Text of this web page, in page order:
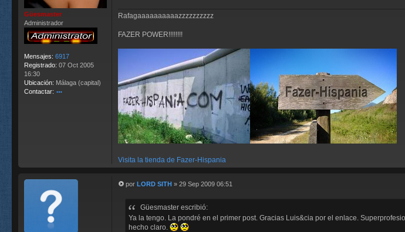
r
Güesmaster
Administrador
Mensajes: 6917
Registrado: 07 Oct 2005
16:30
Ubicación: Málaga (capital)
Contactar:
as
te
r
Rafagaaaaaaaaaazzzzzzzzzz
FAZER POWER!!!!!!!!
Visita la tienda de Fazer-Hispania
por LORD SITH » 29 Sep 2009 06:51
Güesmaster escribió:
Ya la tengo. La pondré en el primer post. Gracias Luis&cia por el enlace.
hecho claro.